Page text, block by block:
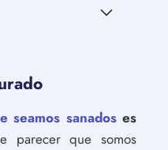
seamos sanadoses
parecer que somos